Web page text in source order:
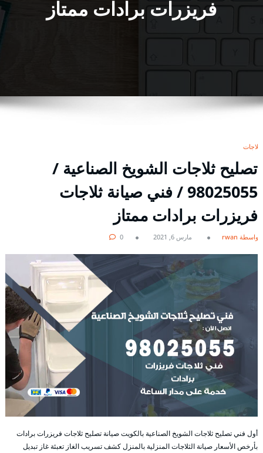
فريزرات برادات ممتاز
ثلاجات
تصليح ثلاجات الشويخ الصناعية /
98025055 / فني صيانة ثلاجات
فريزرات برادات ممتاز
بواسطة rwan مارس 6, 2021 0
أول فني تصليح ثلاجات الشويخ الصناعية بالكويت صيانة تصليح ثلاجات فريزرات برادات
بأرخص الأسعار صيانة الثلاجات المنزلية بالمنزل كشف تسريب الغاز تعبئة غاز تبديل